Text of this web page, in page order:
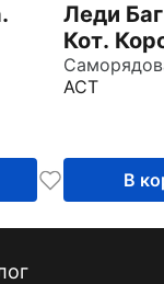
Леди
Кот.
АСТ
В